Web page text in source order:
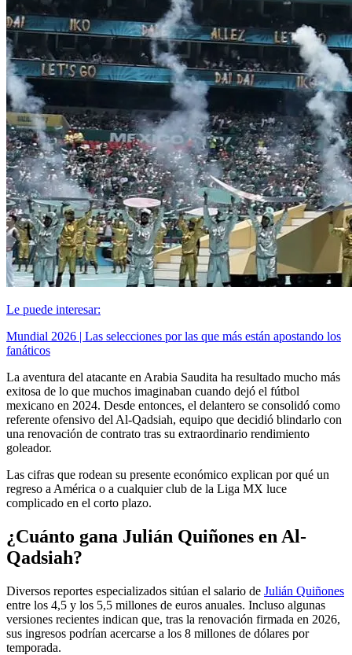
Le puede interesar:
Mundial 2026 | Las selecciones por las que más están apostando los
fanáticos
La aventura del atacante en Arabia Saudita ha resultado mucho más
exitosa de lo que muchos imaginaban cuando dejó el fútbol
mexicano en 2024. Desde entonces, el delantero se consolidó como
referente ofensivo del Al-Qadsiah, equipo que decidió blindarlo con
una renovación de contrato tras su extraordinario rendimiento
goleador.
Las cifras que rodean su presente económico explican por qué un
regreso a América o a cualquier club de la Liga MX luce
complicado en el corto plazo.
¿Cuánto gana Julián Quiñones en Al-
Qadsiah?
Diversos reportes especializados sitúan el salario de Julián Quiñones
entre los 4,5 y los 5,5 millones de euros anuales. Incluso algunas
versiones recientes indican que, tras la renovación firmada en 2026,
sus ingresos podrían acercarse a los 8 millones de dólares por
temporada.